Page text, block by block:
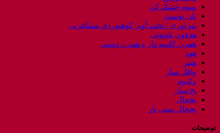
میوه خشک کن
نان توست
ننو توری / تخت آویز کوهنوردی مسافرتی
هدفون بلوتوثی
همزن کاسه دار و همزن دستی
هود
هیتر
وافل ساز
وکیوم
یخ ساز
یخچال
یخچال مینی بار
توضیحات